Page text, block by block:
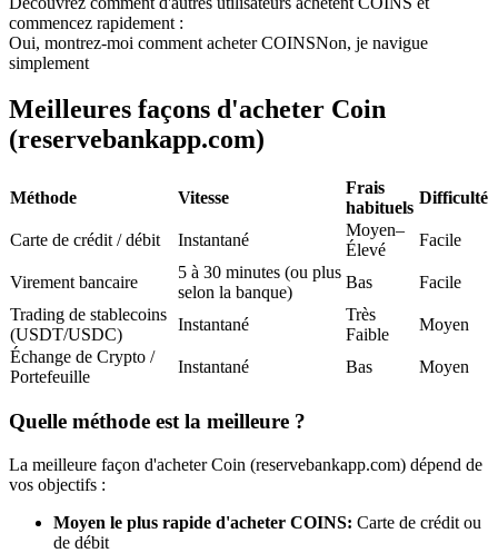
Profitez du partage des bénéfices et des commissions de copy
trading
commencez rapidement :
Oui, montrez-moi comment acheter COINSNon, je navigue
simplement
Meilleures façons d'acheter Coin
(reservebankapp.com)
Méthode Vitesse
Frais
habituels
Difficulté
Carte de crédit / débit Instantané
Moyen–
Élevé
Facile
Virement bancaire
5 à 30 minutes (ou plus
selon la banque)
Bas
Facile
Trading de stablecoins
(USDT/USDC)
Instantané
Très
Faible
Moyen
Échange de Crypto /
Portefeuille
Instantané Bas Moyen
Quelle méthode est la meilleure ?
La meilleure façon d'acheter Coin (reservebankapp.com) dépend de
vos objectifs :
Moyen le plus rapide d'acheter COINS: Carte de crédit ou
de débit